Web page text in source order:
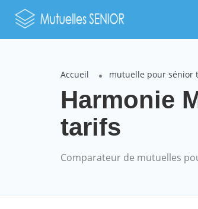
Accueil mutuelle pour sénior
Harmonie
tarifs
Comparateur de mutuelles